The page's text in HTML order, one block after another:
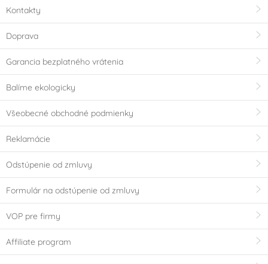
Kontakty
Doprava
Garancia bezplatného vrátenia
Balíme ekologicky
Všeobecné obchodné podmienky
Reklamácie
Odstúpenie od zmluvy
Formulár na odstúpenie od zmluvy
VOP pre firmy
Affiliate program